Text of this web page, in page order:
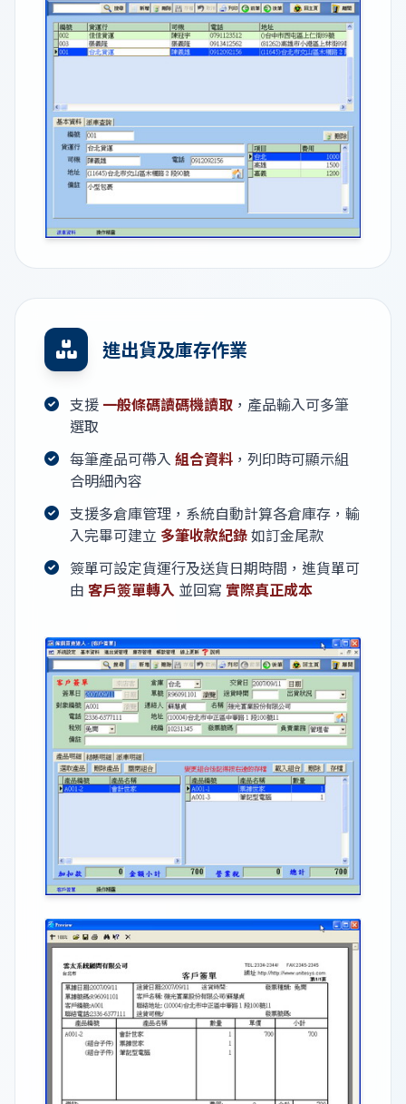
進出貨及庫存作業
支援 一般條碼讀碼機讀取 ，產品輸入可多筆
選取
每筆產品可帶入 組合資料 ，列印時可顯示組
合明細內容
支援多倉庫管理，系統自動計算各倉庫存，輸
入完畢可建立 多筆收款紀錄如訂金尾款
簽單可設定貨運行及送貨日期時間，進貨單可
由 客戶簽單轉入 並回寫 實際真正成本